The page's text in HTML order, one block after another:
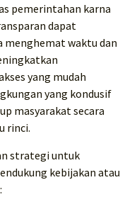
pemerintahan karna
dapat
waktu dan
yang mudah
yang kondusif
masyarakat secara
rinci.
strategi untuk
kebijakan atau